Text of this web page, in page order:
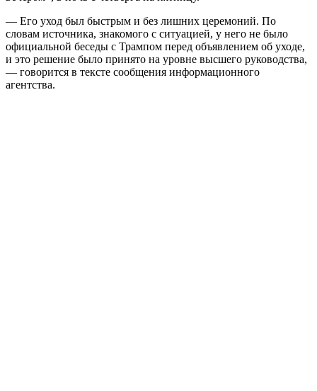
— Его уход был быстрым и без лишних церемоний. По
словам источника, знакомого с ситуацией, у него не было
официальной беседы с Трампом перед объявлением об уходе,
и это решение было принято на уровне высшего руководства,
— говорится в тексте сообщения информационного
агентства.